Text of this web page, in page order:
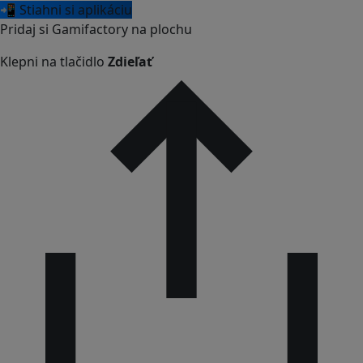
📲 Stiahni si aplikáciu
Pridaj si Gamifactory na plochu
Klepni na tlačidlo Zdieľať